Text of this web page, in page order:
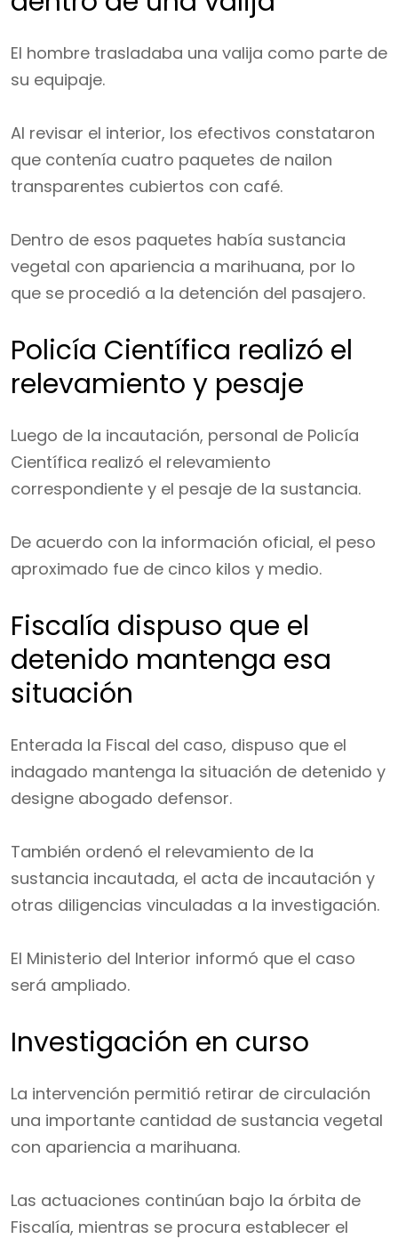
El hombre trasladaba una valija como parte de
su equipaje.
Al revisar el interior, los efectivos constataron
que contenía cuatro paquetes de nailon
transparentes cubiertos con café.
Dentro de esos paquetes había sustancia
vegetal con apariencia a marihuana, por lo
que se procedió a la detención del pasajero.
Policía Científica realizó el
relevamiento y pesaje
Luego de la incautación, personal de Policía
Científica realizó el relevamiento
correspondiente y el pesaje de la sustancia.
De acuerdo con la información oficial, el peso
aproximado fue de cinco kilos y medio.
Fiscalía dispuso que el
detenido mantenga esa
situación
Enterada la Fiscal del caso, dispuso que el
indagado mantenga la situación de detenido y
designe abogado defensor.
También ordenó el relevamiento de la
sustancia incautada, el acta de incautación y
otras diligencias vinculadas a la investigación.
El Ministerio del Interior informó que el caso
será ampliado.
Investigación en curso
La intervención permitió retirar de circulación
una importante cantidad de sustancia vegetal
con apariencia a marihuana.
Las actuaciones continúan bajo la órbita de
Fiscalía, mientras se procura establecer el